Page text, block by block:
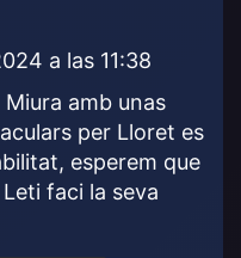
a las 11:38
amb unas
per Lloret es
esperem que
faci la seva